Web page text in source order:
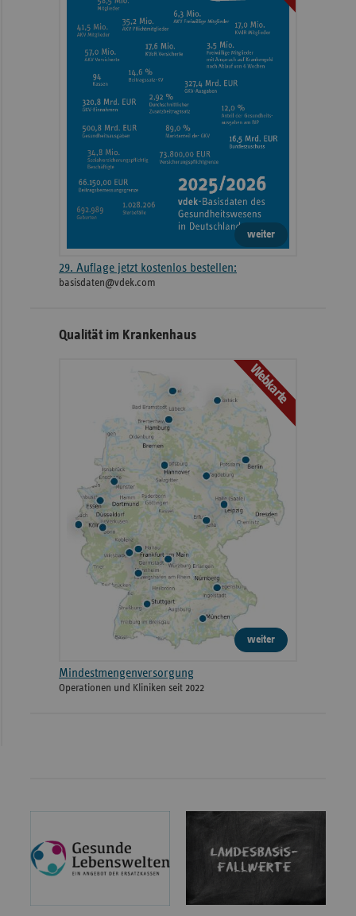
weiter
29. Auflage jetzt kostenlos bestellen:
basisdaten@vdek.com
Qualität im Krankenhaus
Webkarte
weiter
Mindestmengenversorgung
Operationen und Kliniken seit 2022